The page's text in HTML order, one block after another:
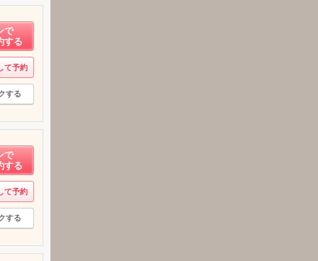
で
する
て予約
する
で
する
て予約
する